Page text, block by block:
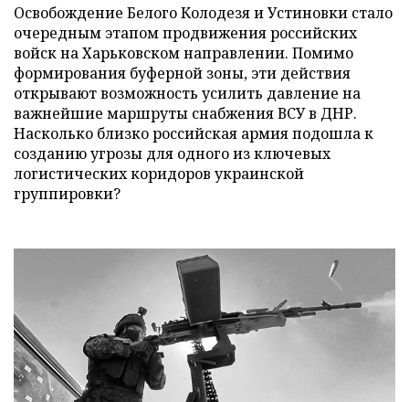
Освобождение Белого Колодезя и Устиновки стало
очередным этапом продвижения российских
войск на Харьковском направлении. Помимо
формирования буферной зоны, эти действия
открывают возможность усилить давление на
важнейшие маршруты снабжения ВСУ в ДНР.
Насколько близко российская армия подошла к
созданию угрозы для одного из ключевых
логистических коридоров украинской
группировки?